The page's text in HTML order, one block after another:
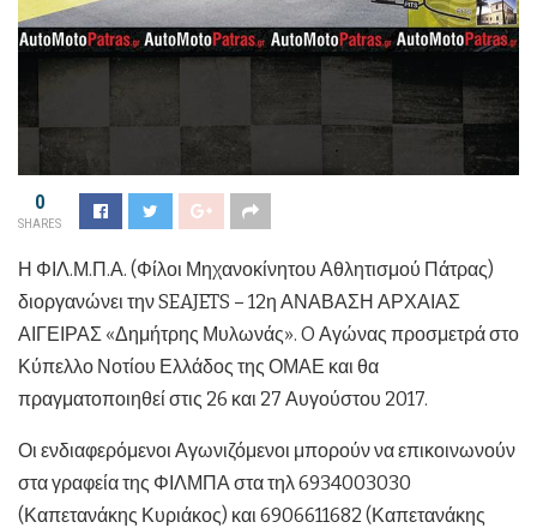
0
SHARES
Η ΦΙΛ.Μ.Π.Α. (Φίλοι Μηχανοκίνητου Αθλητισμού Πάτρας)
διοργανώνει την SEAJETS – 12η ΑΝΑΒΑΣΗ ΑΡΧΑΙΑΣ
ΑΙΓΕΙΡΑΣ «Δημήτρης Μυλωνάς». O Αγώνας προσμετρά στο
Κύπελλο Νοτίου Ελλάδος της ΟΜΑΕ και θα
πραγματοποιηθεί στις 26 και 27 Αυγούστου 2017.
Οι ενδιαφερόμενοι Αγωνιζόμενοι μπορούν να επικοινωνούν
στα γραφεία της ΦΙΛΜΠΑ στα τηλ 6934003030
(Καπετανάκης Κυριάκος) και 6906611682 (Καπετανάκης